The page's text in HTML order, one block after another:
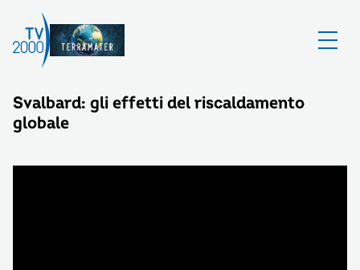
Svalbard: gli effetti del riscaldamento
globale